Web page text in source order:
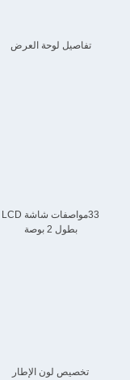
تفاصيل لوحة العرض
33مواصفات شاشة LCD
بطول 2 بوصة
تخصيص لون الإطار